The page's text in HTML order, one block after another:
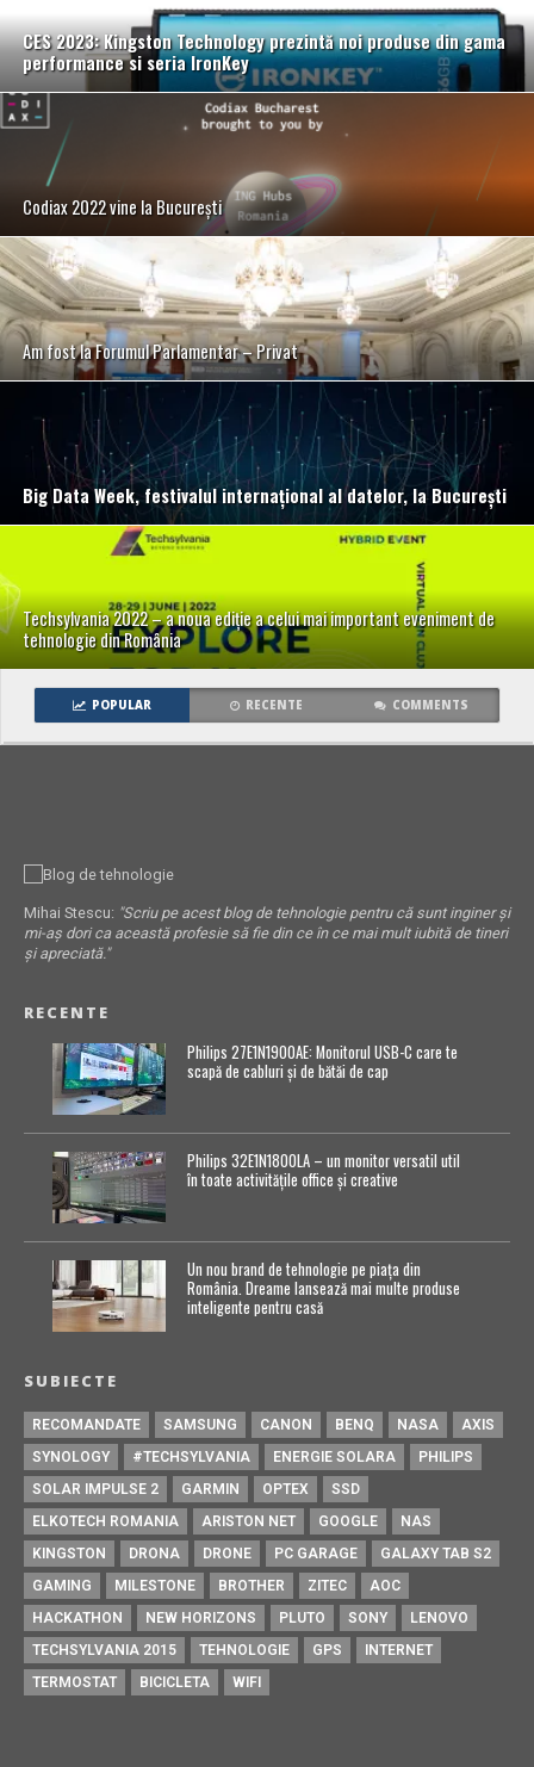
CES 2023: Kingston Technology prezintă noi produse din gama
performance si seria IronKey
Codiax 2022 vine la București
Am fost la Forumul Parlamentar – Privat
Big Data Week, festivalul internațional al datelor, la București
Techsylvania 2022 – a noua ediție a celui mai important eveniment de
tehnologie din România
POPULAR RECENTE COMMENTS
Mihai Stescu: "Scriu pe acest blog de tehnologie pentru că sunt inginer și
mi-aș dori ca această profesie să fie din ce în ce mai mult iubită de tineri
și apreciată."
RECENTE
Philips 27E1N1900AE: Monitorul USB-C care te
scapă de cabluri și de bătăi de cap
Philips 32E1N1800LA – un monitor versatil util
în toate activitățile office și creative
Un nou brand de tehnologie pe piața din
România. Dreame lansează mai multe produse
inteligente pentru casă
SUBIECTE
RECOMANDATE SAMSUNG CANON BENQ NASA
AXIS
SYNOLOGY
#TECHSYLVANIA ENERGIE SOLARA
PHILIPS
SOLAR IMPULSE 2
GARMIN OPTEX
SSD
ELKOTECH ROMANIA
ARISTON NET GOOGLE
NAS
KINGSTON
DRONA DRONE PC GARAGE
GALAXY TAB S2
GAMING
MILESTONE BROTHER ZITEC
AOC
HACKATHON
NEW HORIZONS PLUTO SONY
LENOVO
TECHSYLVANIA 2015
TEHNOLOGIE GPS
INTERNET
TERMOSTAT
BICICLETA WIFI